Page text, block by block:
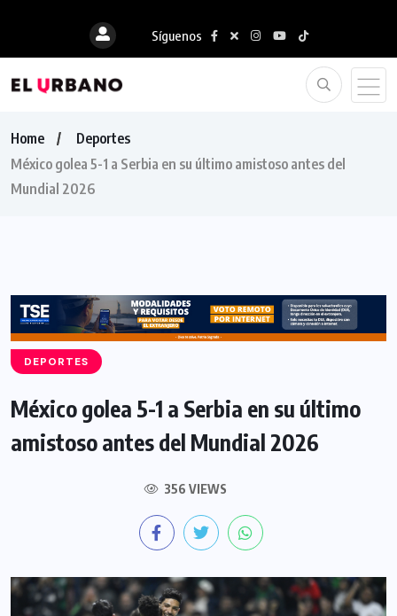
Síguenos
Home
Deportes
México golea 5-1 a Serbia en su último amistoso antes del
Mundial 2026
DEPORTES
México golea 5-1 a Serbia en su último
amistoso antes del Mundial 2026
356 VIEWS